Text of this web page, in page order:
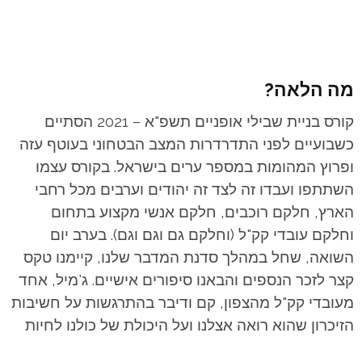
מה הלאה?
קורס בניית שבילי אופניים תשפ"א – 2021 הסתיים
כשבועיים לפני התדרדרות המצב הבטחוני בעוטף עזה
ופרוץ המהומות במספר ערים בישראל. בקורס עצמו
השתתפו ועבדו זה לצד זה יהודים וערבים מכל רחבי
הארץ, חלקם רוכבים, חלקם אנשי מקצוע בתחום
וחלקם עובדי קק"ל (וחלקם גם וגם וגם). בערב יום
השואה, שחל במהלך סדנת המדבר שלנו, קיימנו טקס
קצר לזכר הנספים והבאנו סיפורים אישיים. ג'מיל, אחד
מעובדי קק"ל מהצפון, קם ודיבר בהתרגשות על חשיבות
הזיכרון שהוא רואה אצלנו ועל היכולת של כולנו לחיות